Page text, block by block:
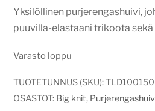
Yksilöllinen purjerengashuivi,
puuvilla-elastaani trikoota
Varasto loppu
TUOTETUNNUS (SKU):TLD100150
OSASTOT: Big knit,